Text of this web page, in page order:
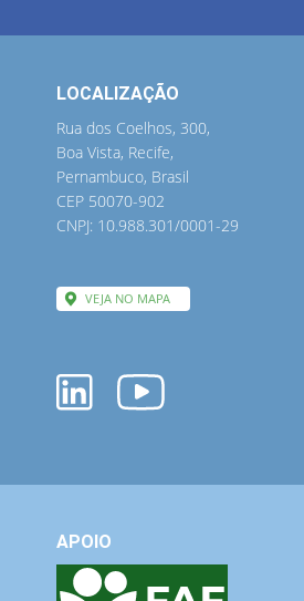
LOCALIZAÇÃO
Rua dos Coelhos, 300,
Boa Vista, Recife,
Pernambuco, Brasil
CEP 50070-902
CNPJ: 10.988.301/0001-29
VEJA NO MAPA
APOIO